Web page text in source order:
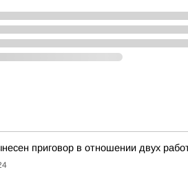
приговор в отношении двух